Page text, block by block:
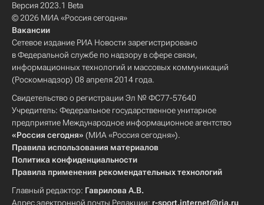
Версия 2023.1 Beta
© 2026 МИА «Россия сегодня»
Вакансии
Сетевое издание РИА Новости зарегистрировано
в Федеральной службе по надзору в сфере связи,
информационных технологий и массовых коммуникаций
(Роскомнадзор) 08 апреля 2014 года.
Свидетельство о регистрации Эл № ФС77-57640
Учредитель: Федеральное государственное унитарное
предприятие Международное информационное агентство
«Россия сегодня» (МИА «Россия сегодня»).
Правила использования материалов
Политика конфиденциальности
Правила применения рекомендательных технологий
Главный редактор: Гаврилова А.В.
Адрес электронной почты Редакции: r-sport.internet@ria.ru